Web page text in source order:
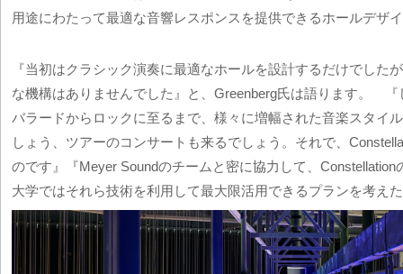
用途にわたって最適な音響レスポンスを提供できるホールデザ
『当初はクラシック演奏に最適なホールを設計するだけでした
な機構はありませんでした』と、Greenberg氏は語ります。
バラードからロックに至るまで、様々に増幅された音楽スタイ
しょう、ツアーのコンサートも来るでしょう。それで、
のです』『Meyer Soundのチームと密に協力して、
大学ではそれら技術を利用して最大限活用できるプランを考え